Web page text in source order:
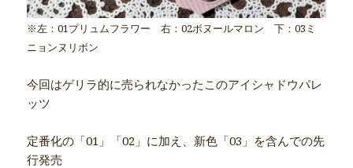
※左：01プリュムフラワー 右：02ボヌールマロン 下：03ミ
ニョンヌリボン
今回はゲリラ的に売られなかったこのアイシャドウパレ
ッツ
定番化の「01」「02」に加え、新色「03」を含んでの先
行発売